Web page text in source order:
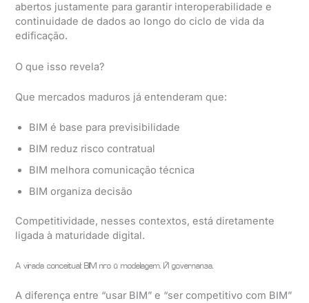
abertos justamente para garantir interoperabilidade e
continuidade de dados ao longo do ciclo de vida da
edificação.
O que isso revela?
Que mercados maduros já entenderam que:
BIM é base para previsibilidade
BIM reduz risco contratual
BIM melhora comunicação técnica
BIM organiza decisão
Competitividade, nesses contextos, está diretamente
ligada à maturidade digital.
A virada conceitual: BIM não é modelagem. É governança.
A diferença entre “usar BIM” e “ser competitivo com BIM”